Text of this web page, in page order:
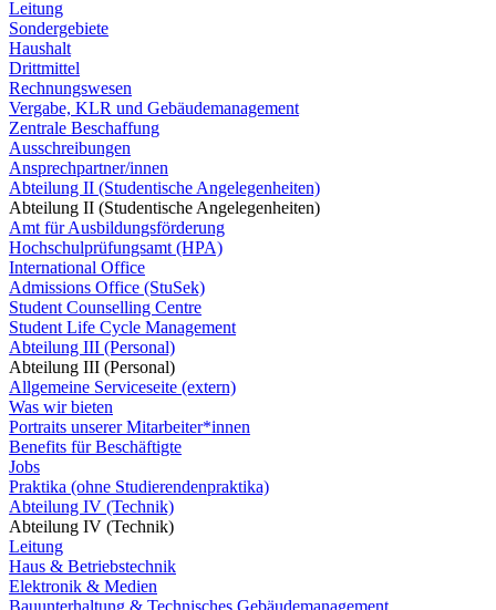
Leitung
Sondergebiete
Haushalt
Drittmittel
Rechnungswesen
Vergabe, KLR und Gebäudemanagement
Zentrale Beschaffung
Ausschreibungen
Ansprechpartner/innen
Abteilung II (Studentische Angelegenheiten)
Abteilung II (Studentische Angelegenheiten)
Amt für Ausbildungsförderung
Hochschulprüfungsamt (HPA)
International Office
Admissions Office (StuSek)
Student Counselling Centre
Student Life Cycle Management
Abteilung III (Personal)
Abteilung III (Personal)
Allgemeine Serviceseite (extern)
Was wir bieten
Portraits unserer Mitarbeiter*innen
Benefits für Beschäftigte
Jobs
Praktika (ohne Studierendenpraktika)
Abteilung IV (Technik)
Abteilung IV (Technik)
Leitung
Haus & Betriebstechnik
Elektronik & Medien
Bauunterhaltung & Technisches Gebäudemanagement